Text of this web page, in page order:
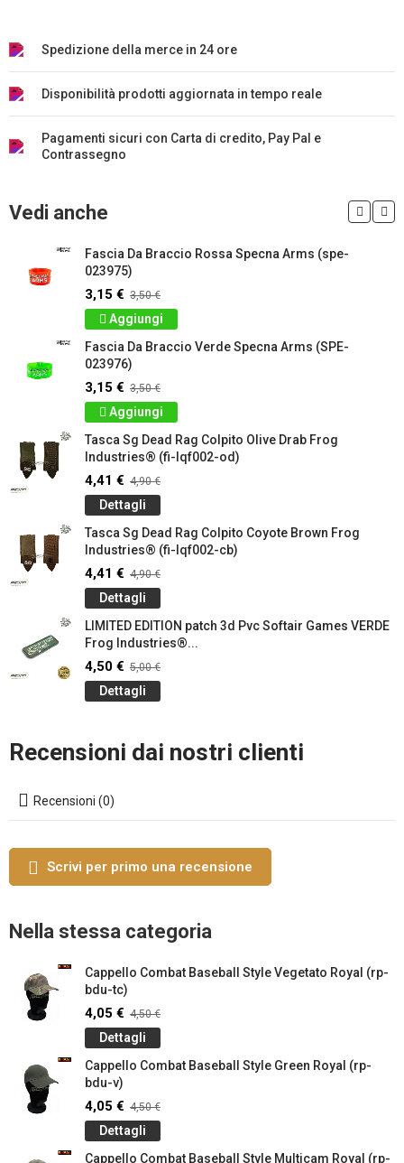
Spedizione della merce in 24 ore
Disponibilità prodotti aggiornata in tempo reale
Pagamenti sicuri con Carta di credito, Pay Pal e
Contrassegno
Vedi anche
Fascia Da Braccio Rossa Specna Arms (spe-
023975)
3,15 € 3,50 €
Aggiungi
Fascia Da Braccio Verde Specna Arms (SPE-
023976)
3,15 € 3,50 €
Aggiungi
Tasca Sg Dead Rag Colpito Olive Drab Frog
Industries® (fi-lqf002-od)
4,41 € 4,90 €
Dettagli
Tasca Sg Dead Rag Colpito Coyote Brown Frog
Industries® (fi-lqf002-cb)
4,41 € 4,90 €
Dettagli
LIMITED EDITION patch 3d Pvc Softair Games VERDE
Frog Industries®...
4,50 € 5,00 €
Dettagli
Recensioni dai nostri clienti
Recensioni (0)
Scrivi per primo una recensione
Nella stessa categoria
Cappello Combat Baseball Style Vegetato Royal (rp-
bdu-tc)
4,05 € 4,50 €
Dettagli
Cappello Combat Baseball Style Green Royal (rp-
bdu-v)
4,05 € 4,50 €
Dettagli
Cappello Combat Baseball Style Multicam Royal (rp-